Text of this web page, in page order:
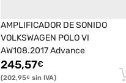
AMPLIFICADOR DE SONIDO
VOLKSWAGEN POLO VI
AW108.2017 Advance
245,57€
202,95€